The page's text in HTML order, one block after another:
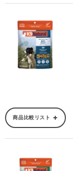
商品比較リスト